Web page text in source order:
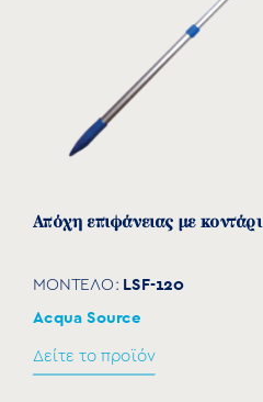
Aπόχη επιφάνειας με κοντάρι
ΜΟΝΤΕΛΟ: LSF-120
Acqua Source
Δείτε το προϊόν